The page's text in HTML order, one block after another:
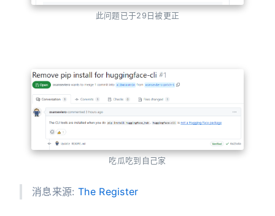
此问题已于29日被更正
吃瓜吃到自己家
消息来源: The Register